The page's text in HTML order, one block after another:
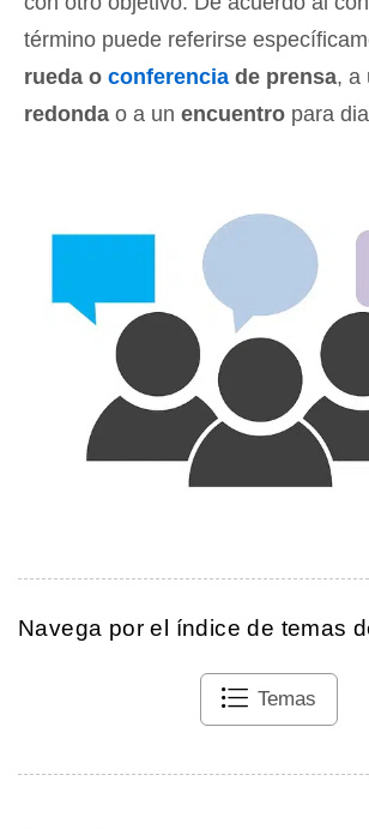
término puede referirse
rueda o conferencia de prensa, a
redonda o a un encuentro para
Navega por el índice de temas
Temas